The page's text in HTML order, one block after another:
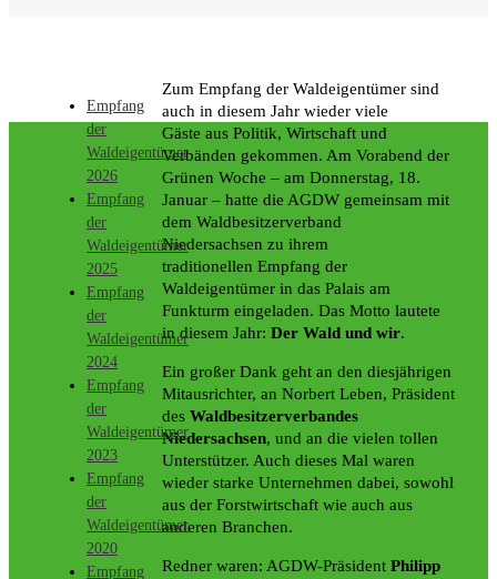
Zum Empfang der Waldeigentümer sind
auch in diesem Jahr wieder viele
Gäste aus Politik, Wirtschaft und
Verbänden gekommen. Am Vorabend der
Grünen Woche – am Donnerstag, 18.
Januar – hatte die AGDW gemeinsam mit
dem Waldbesitzerverband
Niedersachsen zu ihrem
traditionellen Empfang der
Waldeigentümer in das Palais am
Funkturm eingeladen. Das Motto lautete
in diesem Jahr: Der Wald und wir.
Ein großer Dank geht an den diesjährigen
Mitausrichter, an Norbert Leben, Präsident
des Waldbesitzerverbandes
Niedersachsen, und an die vielen tollen
Unterstützer. Auch dieses Mal waren
wieder starke Unternehmen dabei, sowohl
aus der Forstwirtschaft wie auch aus
anderen Branchen.
Redner waren: AGDW-PräsidentPhilipp
Empfang
der
Waldeigentümer
2026
Empfang
der
Waldeigentümer
2025
Empfang
der
Waldeigentümer
2024
Empfang
der
Waldeigentümer
2023
Empfang
der
Waldeigentümer
2020
Empfang